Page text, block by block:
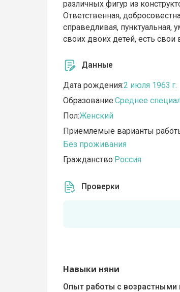
различных фигур из
Ответственная,
справедливая,
своих двоих детей, есть свои
Данные
Дата рождения:2 июля 1963 г.
Образование:Среднее
Пол:Женский
Приемлемые варианты
Без проживания
Гражданство:Россия
Проверки
Навыки няни
Опыт работы с возрастными